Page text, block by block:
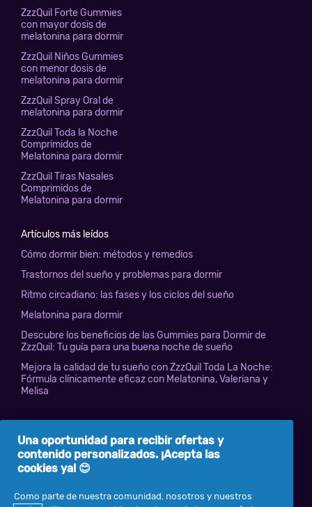
ZzzQuil Forte Gummies
con mayor dosis de
melatonina para dormir
ZzzQuil Niños Gummies
con menor dosis de
melatonina para dormir
ZzzQuil Spray Oral de
melatonina para dormir
ZzzQuil Toda la Noche
Comprimidos de
Melatonina para dormir
ZzzQuil Tiras Nasales
Comprimidos de
Melatonina para dormir
Artículos más leídos
Cómo dormir bien: métodos y remedios
Trastornos del sueño y problemas para dormir
Ritmo circadiano: las fases y los ciclos del sueño
Melatonina para dormir
Descubre los beneficios de las Gummies para Dormir de
ZzzQuil: Tu guía para una buena noche de sueño
Mejora la calidad de tu sueño con ZzzQuil Toda La Noche:
Fórmula clínicamente eficaz con Melatonina, Valeriana y
Melisa
Términos y condiciones
Mis Datos
Una oportunidad para recibir ofertas y
contenido personalizados. ¡Acepta las
cookies ya! 😊
Como parte de nuestra comunidad, nosotros y nuestros